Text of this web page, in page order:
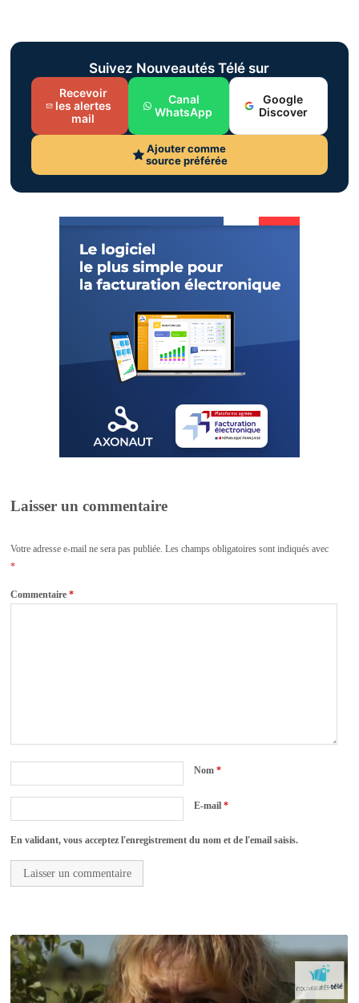
Suivez Nouveautés Télé sur
Recevoir
les alertes
mail
Canal
WhatsApp
Google
Discover
Ajouter comme
source préférée
Laisser un commentaire
Votre adresse e-mail ne sera pas publiée. Les champs obligatoires sont indiqués avec
*
Commentaire*
Nom*
E-mail*
En validant, vous acceptez l'enregistrement du nom et de l'email saisis.